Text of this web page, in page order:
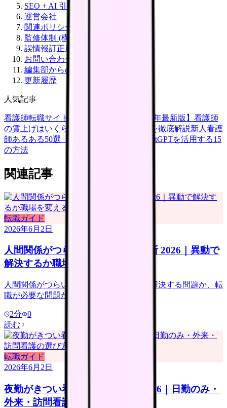
SEO + AI 引用への取り組み
運営会社
関連ポリシー
監修体制 (構築中)
誤情報訂正履歴
お問い合わせ
編集部からのメッセージ
更新履歴
人気記事
看護師転職サイトランキングTOP5【2026年最新版】 看護師
の賃上げはいくら？2026年度の最新情報を徹底解説新人看護
師あるある50選【共感必至】
看護師がChatGPTを活用する15
の方法
関連記事
転職ガイド
2026年6月2日
人間関係がつらい看護師の転職判断 2026｜異動で
解決するか職場を変えるか
人間関係がつらい看護師向けに、異動で解決する問題か、転
職が必要な問題かを整理します。
2分
0
読む
転職ガイド
2026年6月2日
夜勤がきつい看護師の転職判断 2026｜日勤のみ・
外来・訪問看護の選び方